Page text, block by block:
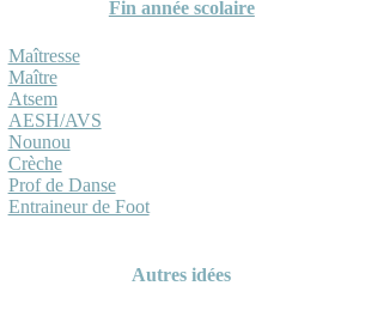
Fin année scolaire
Maîtresse
Maître
Atsem
AESH/AVS
Nounou
Crèche
Prof de Danse
Entraineur de Foot
Autres idées